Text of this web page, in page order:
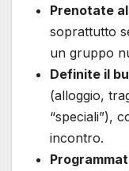
Prenotate
soprattutto
un gruppo
Definite il
(alloggio,
“speciali”),
incontro.